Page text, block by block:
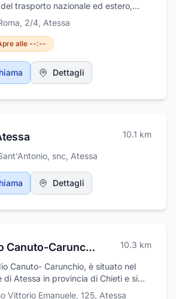
trasporto nazionale ed estero,
'esperienza quarantennale. L'attività
ritiro merci, servizio contro terzi,
trasporti via terra, servizio corriere,
merci, spostamento di macchinari
operazioni di carico e
queste, che ci hanno
un crescente numero di uomini e
e puntualità.
2/4, Atessa
alle --:--
Dettagli
10.1 km
snc, Atessa
Dettagli
Studio Canuto-Carunchio 10.3 km
Canuto- Carunchio, è situato nel
di Atessa in provincia di Chieti e si
da oltre 50 anni di Consulenza del
Vittorio Emanuele, 125, Atessa